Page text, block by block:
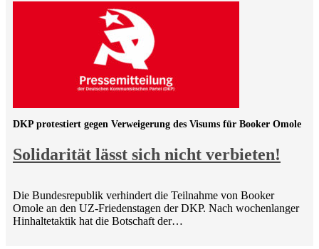
Solidarität lässt sich nicht verbieten!
DKP protestiert gegen Verweigerung des Visums für Booker Omole
Die Bundesrepublik verhindert die Teilnahme von Booker
Omole an den UZ-Friedenstagen der DKP. Nach wochenlanger
Hinhaltetaktik hat die Botschaft der…